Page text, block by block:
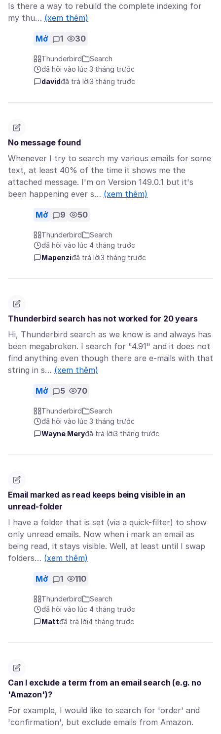
Is there a way to rebuild the complete indexing for
my thu… (xem thêm)
Mở 1 30
Thunderbird
Search
đã hỏi vào lúc 3 tháng trước
davidđã trả lời3 tháng trước
No message found
Whenever I try to search my various emails for some
text, at least 40% of the time it shows me the
attached message. I'm on Version 149.0.1 but it's
been happening ever s… (xem thêm)
Mở 9 50
Thunderbird
Search
đã hỏi vào lúc 4 tháng trước
Mapenziđã trả lời3 tháng trước
Thunderbird search has not worked for 20 years
Hi, Thunderbird search as we know is and always has
been megabroken. I search for "4.91" and it does not
find anything even though there are e-mails with that
string in s… (xem thêm)
Mở 5 70
Thunderbird
Search
đã hỏi vào lúc 3 tháng trước
Wayne Meryđã trả lời3 tháng trước
Email marked as read keeps being visible in an
unread-folder
I have a folder that is set (via a quick-filter) to show
only unread emails. Now when i mark an email as
being read, it stays visible. Well, at least until I swap
folders… (xem thêm)
Mở 1 110
Thunderbird
Search
đã hỏi vào lúc 4 tháng trước
Mattđã trả lời4 tháng trước
Can I exclude a term from an email search (e.g. no
'Amazon')?
For example, I would like to search for 'order' and
'confirmation', but exclude emails from Amazon.